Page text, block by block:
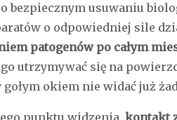
bezpiecznym usuwaniu
o odpowiedniej sile
patogenów po całym
utrzymywać się na
gołym okiem nie widać już